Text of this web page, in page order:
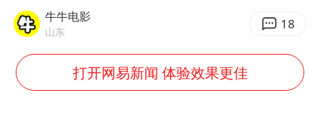
娜扎称眼睛恢复情况不太妙
选专业别因“热门”窄化“热爱”
牛牛电影
山东 18
打开网易新闻 体验效果更佳